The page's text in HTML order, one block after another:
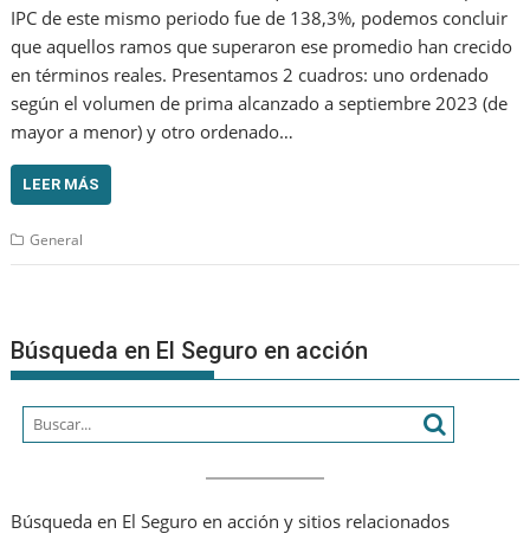
IPC de este mismo periodo fue de 138,3%, podemos concluir
que aquellos ramos que superaron ese promedio han crecido
en términos reales. Presentamos 2 cuadros: uno ordenado
según el volumen de prima alcanzado a septiembre 2023 (de
mayor a menor) y otro ordenado…
LEER MÁS
General
Búsqueda en El Seguro en acción
Búsqueda en El Seguro en acción y sitios relacionados